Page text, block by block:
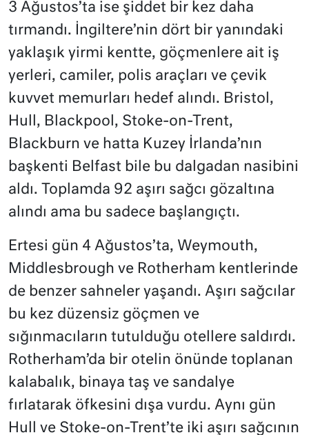
3 Ağustos’ta ise şiddet bir kez daha
tırmandı. İngiltere’nin dört bir yanındaki
yaklaşık yirmi kentte, göçmenlere ait iş
yerleri, camiler, polis araçları ve çevik
kuvvet memurları hedef alındı. Bristol,
Hull, Blackpool, Stoke-on-Trent,
Blackburn ve hatta Kuzey İrlanda’nın
başkenti Belfast bile bu dalgadan nasibini
aldı. Toplamda 92 aşırı sağcı gözaltına
alındı ama bu sadece başlangıçtı.
Ertesi gün 4 Ağustos’ta, Weymouth,
Middlesbrough ve Rotherham kentlerinde
de benzer sahneler yaşandı. Aşırı sağcılar
bu kez düzensiz göçmen ve
sığınmacıların tutulduğu otellere saldırdı.
Rotherham’da bir otelin önünde toplanan
kalabalık, binaya taş ve sandalye
fırlatarak öfkesini dışa vurdu. Aynı gün
Hull ve Stoke-on-Trent’te iki aşırı sağcının